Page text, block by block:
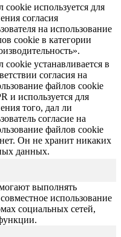
cookie используется для
согласия
на использование
cookie в категории
cookie устанавливается в
согласия на
файлов cookie
и используется для
того, дал ли
согласие на
файлов cookie
Он не хранит никаких
данных.
выполнять
использование
социальных сетей,